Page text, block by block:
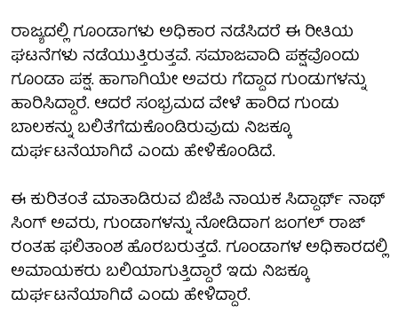
ರಾಜ್ಯದಲ್ಲಿ ಗೂಂಡಾಗಳು ಅಧಿಕಾರ ನಡೆಸಿದರೆ ಈ ರೀತಿಯ
ಘಟನೆಗಳು ನಡೆಯುತ್ತಿರುತ್ತವೆ. ಸಮಾಜವಾದಿ ಪಕ್ಷವೊಂದು
ಗೂಂಡಾ ಪಕ್ಷ. ಹಾಗಾಗಿಯೇ ಅವರು ಗೆದ್ದಾದ ಗುಂಡುಗಳನ್ನು
ಹಾರಿಸಿದ್ದಾರೆ. ಆದರೆ ಸಂಭ್ರಮದ ವೇಳೆ ಹಾರಿದ ಗುಂಡು
ಬಾಲಕನ್ನು ಬಲಿತೆಗೆದುಕೊಂಡಿರುವುದು ನಿಜಕ್ಕೂ
ದುರ್ಘಟನೆಯಾಗಿದೆ ಎಂದು ಹೇಳಿಕೊಂಡಿದೆ.
ಈ ಕುರಿತಂತೆ ಮಾತಾಡಿರುವ ಬಿಜೆಪಿ ನಾಯಕ ಸಿದ್ದಾರ್ಥ್ ನಾಥ್
ಸಿಂಗ್ ಅವರು, ಗುಂಡಾಗಳನ್ನು ನೋಡಿದಾಗ ಜಂಗಲ್ ರಾಜ್
ರಂತಹ ಫಲಿತಾಂಶ ಹೊರಬರುತ್ತದೆ. ಗೂಂಡಾಗಳ ಅಧಿಕಾರದಲ್ಲಿ
ಅಮಾಯಕರು ಬಲಿಯಾಗುತ್ತಿದ್ದಾರೆ ಇದು ನಿಜಕ್ಕೂ
ದುರ್ಘಟನೆಯಾಗಿದೆ ಎಂದು ಹೇಳಿದ್ದಾರೆ.